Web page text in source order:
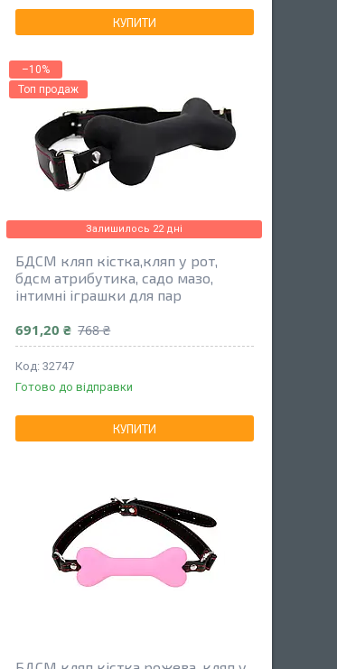
КУПИТИ
–10%
Залишилось 22 дні
Топ продаж
БДСМ кляп кістка,кляп у рот,
бдсм атрибутика, садо мазо,
інтимні іграшки для пар
691,20 ₴ 768 ₴
32747
Готово до відправки
КУПИТИ